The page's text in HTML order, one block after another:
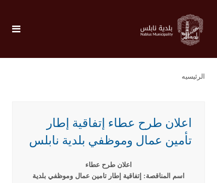
الرئيسيه
اعلان طرح عطاء إتفاقية إطار
تأمين عمال وموظفي بلدية نابلس
اعلان طرح عطاء
اسم المناقصة: إتفاقية إطار تامين عمال وموظفي بلدية